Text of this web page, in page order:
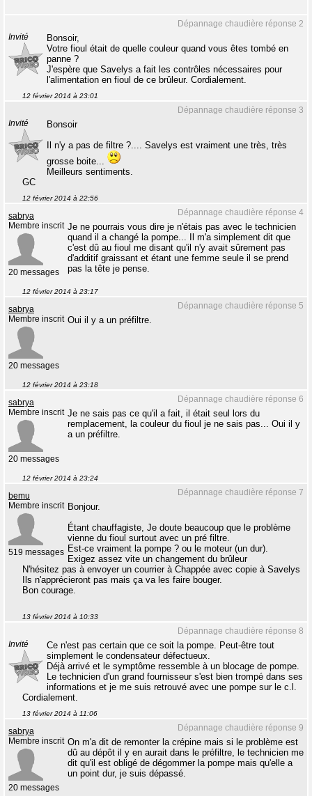
Dépannage chaudière réponse 2
Invité
Bonsoir,
Votre fioul était de quelle couleur quand vous êtes tombé en
panne ?
J'espère que Savelys a fait les contrôles nécessaires pour
l'alimentation en fioul de ce brûleur. Cordialement.
12 février 2014 à 23:01
Dépannage chaudière réponse 3
Invité
Bonsoir
Il n'y a pas de filtre ?.... Savelys est vraiment une très, très
grosse boite...
Meilleurs sentiments.
GC
12 février 2014 à 22:56
Dépannage chaudière réponse 4
sabrya
Membre inscrit
20 messages
Je ne pourrais vous dire je n'étais pas avec le technicien
quand il a changé la pompe... Il m'a simplement dit que
c'est dû au fioul me disant qu'il n'y avait sûrement pas
d'additif graissant et étant une femme seule il se prend
pas la tête je pense.
12 février 2014 à 23:17
Dépannage chaudière réponse 5
sabrya
Membre inscrit
20 messages
Oui il y a un préfiltre.
12 février 2014 à 23:18
Dépannage chaudière réponse 6
sabrya
Membre inscrit
20 messages
Je ne sais pas ce qu'il a fait, il était seul lors du
remplacement, la couleur du fioul je ne sais pas... Oui il y
a un préfiltre.
12 février 2014 à 23:24
Dépannage chaudière réponse 7
bemu
Membre inscrit
519 messages
Bonjour.
Étant chauffagiste, Je doute beaucoup que le problème
vienne du fioul surtout avec un pré filtre.
Est-ce vraiment la pompe ? ou le moteur (un dur).
Exigez assez vite un changement du brûleur
N'hésitez pas à envoyer un courrier à Chappée avec copie à Savelys
Ils n'apprécieront pas mais ça va les faire bouger.
Bon courage.
13 février 2014 à 10:33
Dépannage chaudière réponse 8
Invité
Ce n'est pas certain que ce soit la pompe. Peut-être tout
simplement le condensateur défectueux.
Déjà arrivé et le symptôme ressemble à un blocage de pompe.
Le technicien d'un grand fournisseur s'est bien trompé dans ses
informations et je me suis retrouvé avec une pompe sur le c.l.
Cordialement.
13 février 2014 à 11:06
Dépannage chaudière réponse 9
sabrya
Membre inscrit
20 messages
On m'a dit de remonter la crépine mais si le problème est
dû au dépôt il y en aurait dans le préfiltre, le technicien me
dit qu'il est obligé de dégommer la pompe mais qu'elle a
un point dur, je suis dépassé.